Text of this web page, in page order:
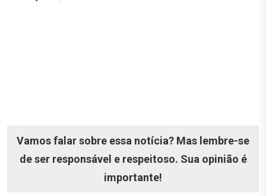
Vamos falar sobre essa notícia? Mas lembre-se
de ser responsável e respeitoso. Sua opinião é
importante!